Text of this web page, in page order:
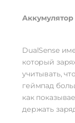
Аккумулятор
DualSense
который
учитывать,
геймпад
как
держать